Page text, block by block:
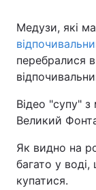
Головна
Економіка
Спорт
Техно і зв'язок
Медузи, які
перебралися
Відео "супу"
Великий
Як видно на
багато у
купатися.